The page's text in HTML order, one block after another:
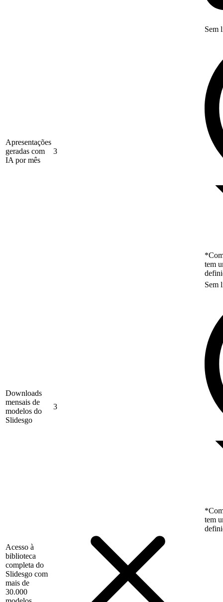
Apresentações
geradas com
IA por mês
3
Sem
tem
Downloads
mensais de
modelos do
Slidesgo
3
Sem
tem
Acesso à
biblioteca
completa do
Slidesgo com
mais de
30.000